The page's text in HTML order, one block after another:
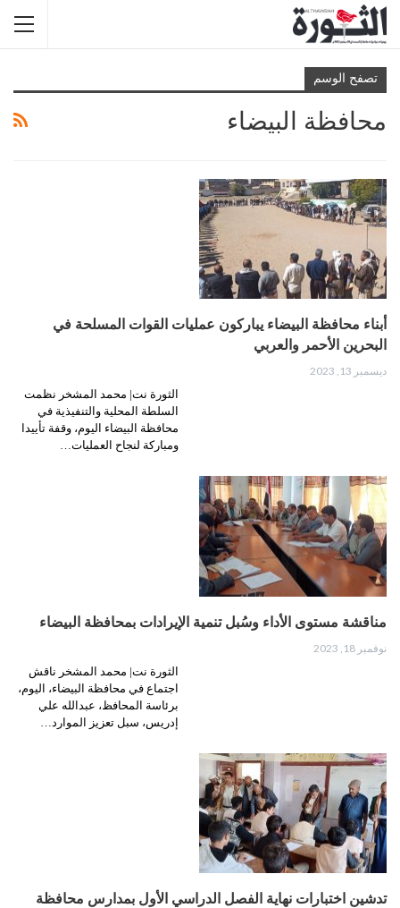
تصفح الوسم
محافظة البيضاء
أبناء محافظة البيضاء يباركون عمليات القوات المسلحة في
البحرين الأحمر والعربي
ديسمبر 13, 2023
الثورة نت| محمد المشخر نظمت
السلطة المحلية والتنفيذية في
محافظة البيضاء اليوم، وقفة تأييدا
ومباركة لنجاح العمليات…
مناقشة مستوى الأداء وسُبل تنمية الإيرادات بمحافظة البيضاء
نوفمبر 18, 2023
الثورة نت| محمد المشخر ناقش
اجتماع في محافظة البيضاء، اليوم،
برئاسة المحافظ، عبدالله علي
إدريس، سبل تعزيز الموارد…
تدشين اختبارات نهاية الفصل الدراسي الأول بمدارس محافظة